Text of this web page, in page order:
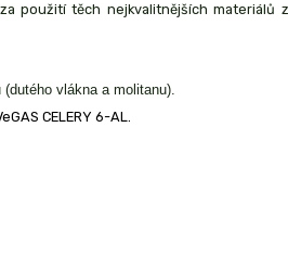
použití těch nejkvalitnějších materiálů
vlákna a molitanu).
CELERY 6-AL.